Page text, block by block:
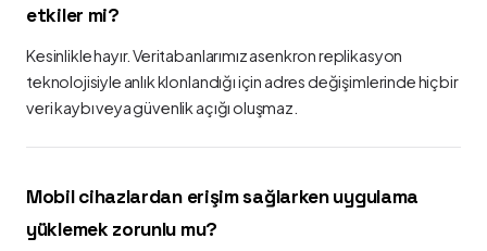
etkiler mi?
Kesinlikle hayır. Veritabanlarımız asenkron replikasyon
teknolojisiyle anlık klonlandığı için adres değişimlerinde hiçbir
veri kaybı veya güvenlik açığı oluşmaz.
Mobil cihazlardan erişim sağlarken uygulama
yüklemek zorunlu mu?